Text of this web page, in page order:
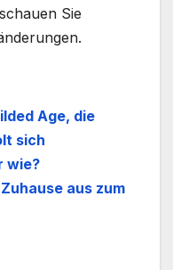
Sie
Age, die
sich
wie?
aus zum